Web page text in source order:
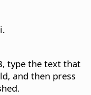
type the text that
and then press